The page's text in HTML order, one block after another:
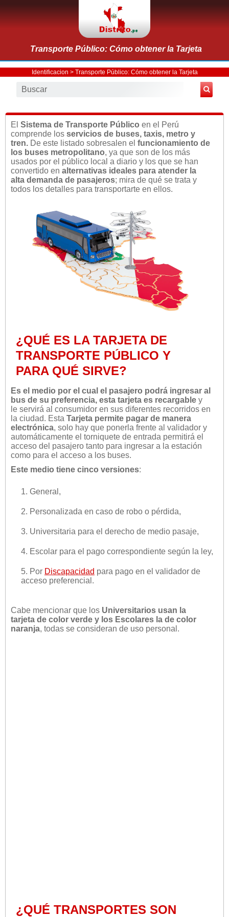
Transporte Público: Cómo obtener la Tarjeta
Identificacion > Transporte Público: Cómo obtener la Tarjeta
El Sistema de Transporte Público en el Perú
comprende los servicios de buses, taxis, metro y
tren. De este listado sobresalen el funcionamiento de
los buses metropolitano, ya que son de los más
usados por el público local a diario y los que se han
convertido en alternativas ideales para atender la
alta demanda de pasajeros; mira de qué se trata y
todos los detalles para transportarte en ellos.
¿QUÉ ES LA TARJETA DE
TRANSPORTE PÚBLICO Y
PARA QUÉ SIRVE?
Es el medio por el cual el pasajero podrá ingresar al
bus de su preferencia, esta tarjeta es recargable y
le servirá al consumidor en sus diferentes recorridos en
la ciudad. Esta Tarjeta permite pagar de manera
electrónica, solo hay que ponerla frente al validador y
automáticamente el torniquete de entrada permitirá el
acceso del pasajero tanto para ingresar a la estación
como para el acceso a los buses.
Este medio tiene cinco versiones:
1. General,
2. Personalizada en caso de robo o pérdida,
3. Universitaria para el derecho de medio pasaje,
4. Escolar para el pago correspondiente según la ley,
5. Por Discapacidad para pago en el validador de
acceso preferencial.
Cabe mencionar que los Universitarios usan la
tarjeta de color verde y los Escolares la de color
naranja, todas se consideran de uso personal.
¿QUÉ TRANSPORTES SON